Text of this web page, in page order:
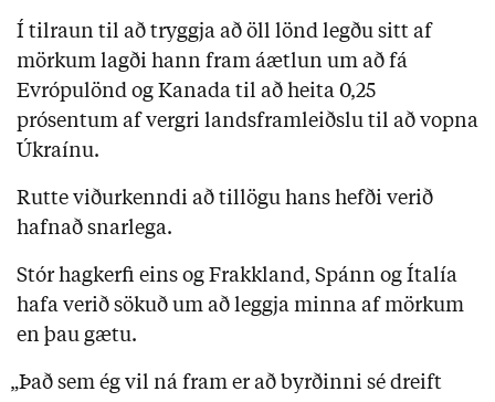
Í tilraun til að tryggja að öll lönd legðu sitt af
mörkum lagði hann fram áætlun um að fá
Evrópulönd og Kanada til að heita 0,25
prósentum af vergri landsframleiðslu til að vopna
Úkraínu.
Rutte viðurkenndi að tillögu hans hefði verið
hafnað snarlega.
Stór hagkerfi eins og Frakkland, Spánn og Ítalía
hafa verið sökuð um að leggja minna af mörkum
en þau gætu.
„Það sem ég vil ná fram er að byrðinni sé dreift